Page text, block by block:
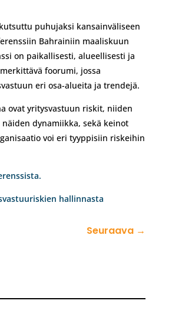
puhujaksi kansainväliseen
Bahrainiin maaliskuun
on paikallisesti, alueellisesti ja
foorumi, jossa
eri osa-alueita ja trendejä.
ovat yritysvastuun riskit, niiden
dynamiikka, sekä keinot
voi eri tyyppisiin riskeihin
hallinnasta
Seuraava →